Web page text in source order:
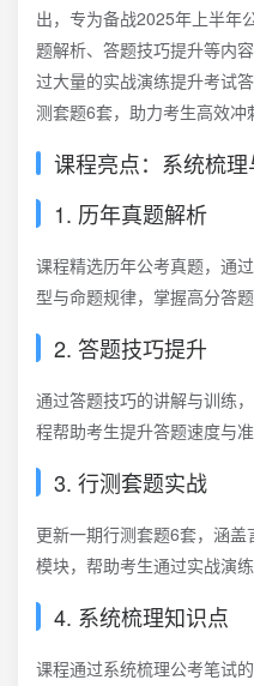
出，专为备战2025年上半年
题解析、答题技巧提升等内
过大量的实战演练提升考试
测套题6套，助力考生高效冲
课程亮点：系统梳
1. 历年真题解析
课程精选历年公考真题，通
型与命题规律，掌握高分答题
2. 答题技巧提升
通过答题技巧的讲解与训练
程帮助考生提升答题速度与准
3. 行测套题实战
更新一期行测套题6套，涵
模块，帮助考生通过实战演练
4. 系统梳理知识点
课程通过系统梳理公考笔试